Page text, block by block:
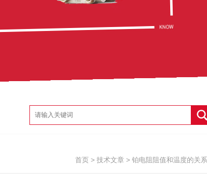
首页 > 技术文章 > 铂电阻阻值和温度的关系